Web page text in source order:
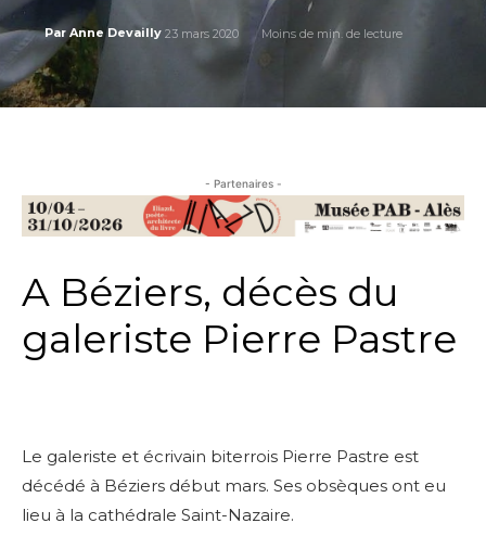
Par Anne Devailly 23 mars 2020 Moins de min. de lecture
- Partenaires -
A Béziers, décès du
galeriste Pierre Pastre
Le galeriste et écrivain biterrois Pierre Pastre est
décédé à Béziers début mars. Ses obsèques ont eu
lieu à la cathédrale Saint-Nazaire.